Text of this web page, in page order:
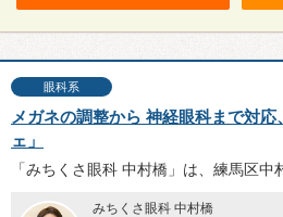
眼科系
メガネの調整から 神経眼科まで対
ェ」
みちくさ眼科 中村橋